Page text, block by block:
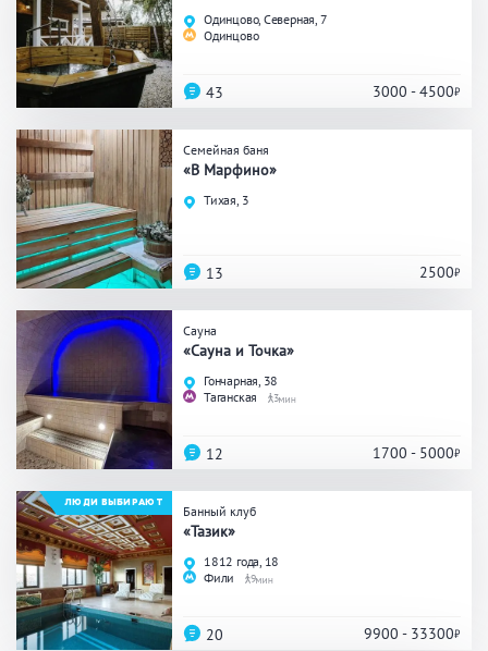
Джакузи
Бассейн
Купель
Обливная кадушка
Развлечения
Бильярд
Кальян
Кухня
Мангал/ барбекю
Со своей едой
Заказ по меню
Удобства
На берегу водоема
Комната отдыха
Детская комната
Одинцово, Северная, 7
Одинцово
3000 - 4500
43
Семейная баня
«В Марфино»
Тихая, 3
2500
13
Сауна
«Сауна и Точка»
Гончарная, 38
Таганская
3
1700 - 5000
12
ЛЮДИ ВЫБИРАЮТ
Банный клуб
«Тазик»
1812 года, 18
Фили
9
9900 - 33300
20